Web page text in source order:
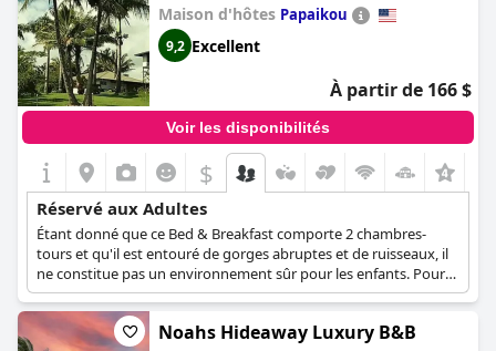
Maison d'hôtes Papaikou
9,2 Excellent
À partir de 166 $
Voir les disponibilités
$
Réservé aux Adultes
Étant donné que ce Bed & Breakfast comporte 2 chambres-
tours et qu'il est entouré de gorges abruptes et de ruisseaux, il
ne constitue pas un environnement sûr pour les enfants. Pour
cette raison, seuls les clients âgés de plus de 18 ans peuvent être
hébergés.
Noahs Hideaway Luxury B&B